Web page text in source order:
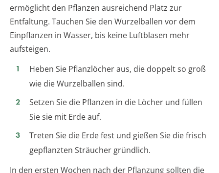
ermöglicht den Pflanzen ausreichend Platz zur
Entfaltung. Tauchen Sie den Wurzelballen vor dem
Einpflanzen in Wasser, bis keine Luftblasen mehr
aufsteigen.
Heben Sie Pflanzlöcher aus, die doppelt so groß
wie die Wurzelballen sind.
Setzen Sie die Pflanzen in die Löcher und füllen
Sie sie mit Erde auf.
Treten Sie die Erde fest und gießen Sie die frisch
gepflanzten Sträucher gründlich.
In den ersten Wochen nach der Pflanzung sollten die